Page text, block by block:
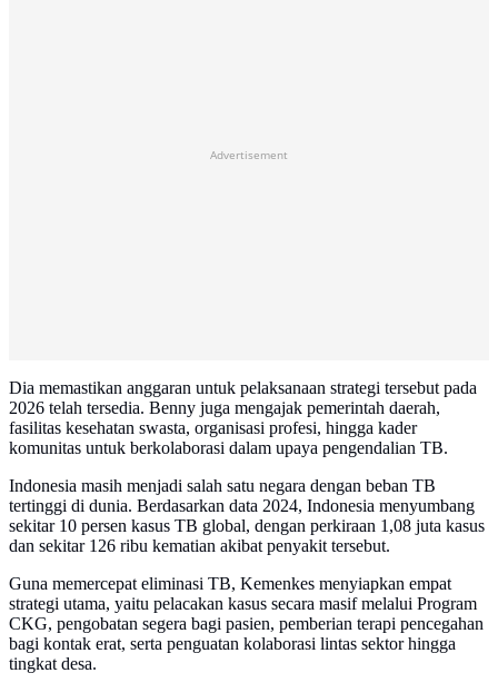
Advertisement
Dia memastikan anggaran untuk pelaksanaan strategi tersebut pada
2026 telah tersedia. Benny juga mengajak pemerintah daerah,
fasilitas kesehatan swasta, organisasi profesi, hingga kader
komunitas untuk berkolaborasi dalam upaya pengendalian TB.
Indonesia masih menjadi salah satu negara dengan beban TB
tertinggi di dunia. Berdasarkan data 2024, Indonesia menyumbang
sekitar 10 persen kasus TB global, dengan perkiraan 1,08 juta kasus
dan sekitar 126 ribu kematian akibat penyakit tersebut.
Guna memercepat eliminasi TB, Kemenkes menyiapkan empat
strategi utama, yaitu pelacakan kasus secara masif melalui Program
CKG, pengobatan segera bagi pasien, pemberian terapi pencegahan
bagi kontak erat, serta penguatan kolaborasi lintas sektor hingga
tingkat desa.